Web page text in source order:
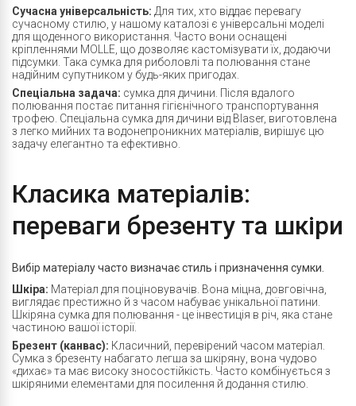
Сучасна універсальність: Для тих, хто віддає перевагу
сучасному стилю, у нашому каталозі є універсальні моделі
для щоденного використання. Часто вони оснащені
кріпленнями MOLLE, що дозволяє кастомізувати їх, додаючи
підсумки. Така сумка для риболовлі та полювання стане
надійним супутником у будь-яких пригодах.
Спеціальна задача: сумка для дичини. Після вдалого
полювання постає питання гігієнічного транспортування
трофею. Спеціальна сумка для дичини від Blaser, виготовлена
з легко мийних та водонепроникних матеріалів, вирішує цю
задачу елегантно та ефективно.
Класика матеріалів:
переваги брезенту та шкіри
Вибір матеріалу часто визначає стиль і призначення сумки.
Шкіра: Матеріал для поціновувачів. Вона міцна, довговічна,
виглядає престижно й з часом набуває унікальної патини.
Шкіряна сумка для полювання - це інвестиція в річ, яка стане
частиною вашої історії.
Брезент (канвас): Класичний, перевірений часом матеріал.
Сумка з брезенту набагато легша за шкіряну, вона чудово
«дихає» та має високу зносостійкість. Часто комбінується з
шкіряними елементами для посилення й додання стилю.